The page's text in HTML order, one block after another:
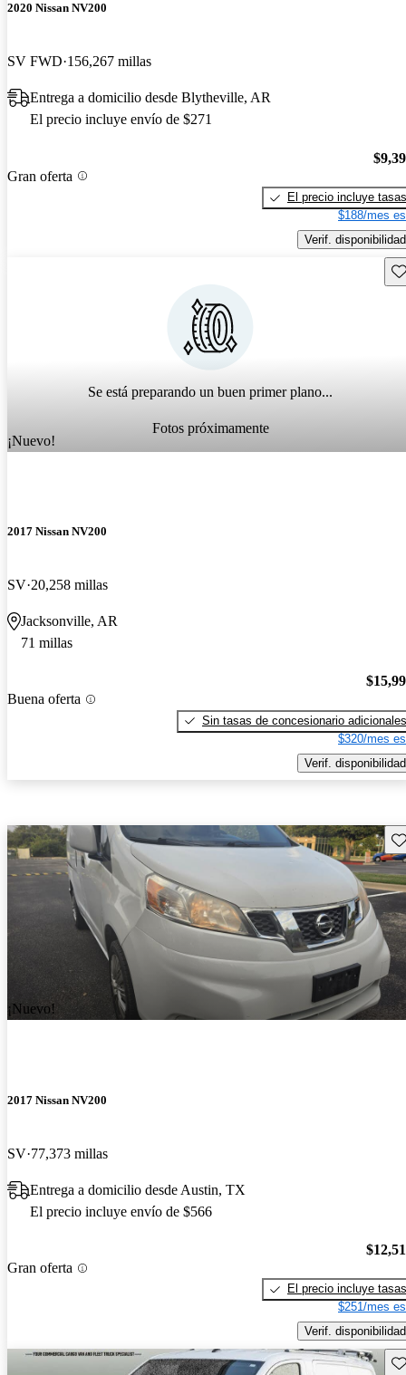
2020 Nissan NV200
SV FWD 156,267 millas
Entrega a domicilio desde Blytheville, AR
El precio incluye envío de $271
Gran oferta
El precio incluye tasas
$188/mes
Verif. disponibilidad
Se está preparando un buen primer plano...
Fotos próximamente
¡Nuevo!
2017 Nissan NV200
SV 20,258 millas
Jacksonville, AR
71 millas
Buena oferta
Sin tasas de concesionario adicionales
$320/mes
Verif. disponibilidad
¡Nuevo!
2017 Nissan NV200
SV 77,373 millas
Entrega a domicilio desde Austin, TX
El precio incluye envío de $566
Gran oferta
El precio incluye tasas
$251/mes
Verif. disponibilidad